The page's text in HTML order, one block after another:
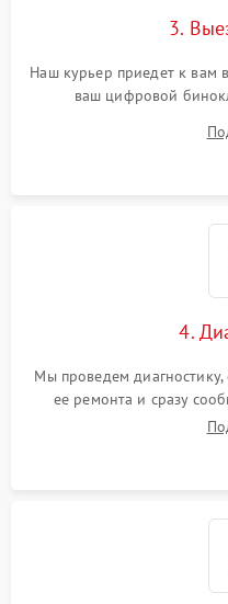
3.
Наш курьер приедет к вам
ваш цифровой
4.
Мы проведем
ее ремонта и сразу